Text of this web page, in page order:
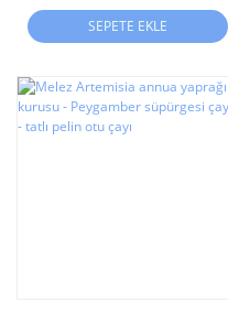
SEPETE EKLE